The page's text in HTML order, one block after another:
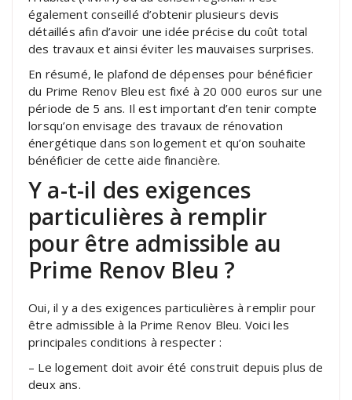
également conseillé d’obtenir plusieurs devis
détaillés afin d’avoir une idée précise du coût total
des travaux et ainsi éviter les mauvaises surprises.
En résumé, le plafond de dépenses pour bénéficier
du Prime Renov Bleu est fixé à 20 000 euros sur une
période de 5 ans. Il est important d’en tenir compte
lorsqu’on envisage des travaux de rénovation
énergétique dans son logement et qu’on souhaite
bénéficier de cette aide financière.
Y a-t-il des exigences
particulières à remplir
pour être admissible au
Prime Renov Bleu ?
Oui, il y a des exigences particulières à remplir pour
être admissible à la Prime Renov Bleu. Voici les
principales conditions à respecter :
– Le logement doit avoir été construit depuis plus de
deux ans.